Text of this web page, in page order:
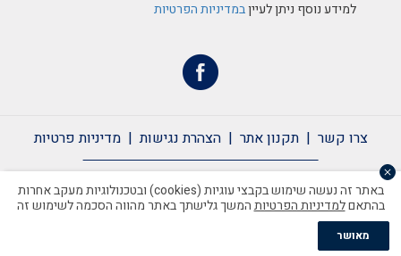
למידע נוסף ניתן לעייןבמדיניות הפרטיות
צרו קשר תקנון אתר הצהרת נגישות מדיניות פרטיות
כל הזכויות שמורות לשכת עורכי הדין ©2020
צרו קשר תקנון אתר הצהרת נגישות מדיניות פרטיות
באתר זה נעשה שימוש בקבצי עוגיות (cookies) ובטכנולוגיות מעקב אחרות
בהתאםלמדיניות הפרטיותהמשך גלישתך באתר מהווה הסכמה לשימוש זה
מאושר